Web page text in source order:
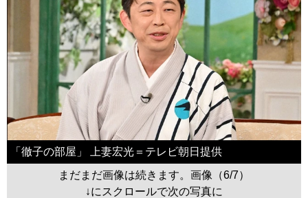
「徹子の部屋」 上妻宏光＝テレビ朝日提供
まだまだ画像は続きます。画像（6/7）
↓にスクロールで次の写真に